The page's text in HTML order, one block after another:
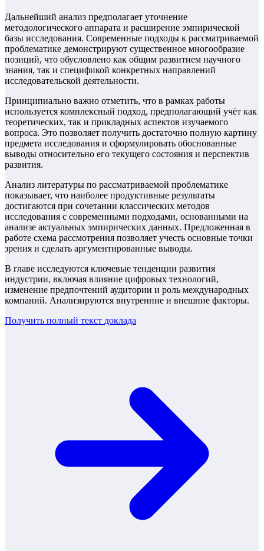
Дальнейший анализ предполагает уточнение
методологического аппарата и расширение эмпирической
базы исследования. Современные подходы к рассматриваемой
проблематике демонстрируют существенное многообразие
позиций, что обусловлено как общим развитием научного
знания, так и спецификой конкретных направлений
исследовательской деятельности.
Принципиально важно отметить, что в рамках работы
используется комплексный подход, предполагающий учёт как
теоретических, так и прикладных аспектов изучаемого
вопроса. Это позволяет получить достаточно полную картину
предмета исследования и сформулировать обоснованные
выводы относительно его текущего состояния и перспектив
развития.
Анализ литературы по рассматриваемой проблематике
показывает, что наиболее продуктивные результаты
достигаются при сочетании классических методов
исследования с современными подходами, основанными на
анализе актуальных эмпирических данных. Предложенная в
работе схема рассмотрения позволяет учесть основные точки
зрения и сделать аргументированные выводы.
В главе исследуются ключевые тенденции развития
индустрии, включая влияние цифровых технологий,
изменение предпочтений аудитории и роль международных
компаний. Анализируются внутренние и внешние факторы.
Получить полный текст доклада